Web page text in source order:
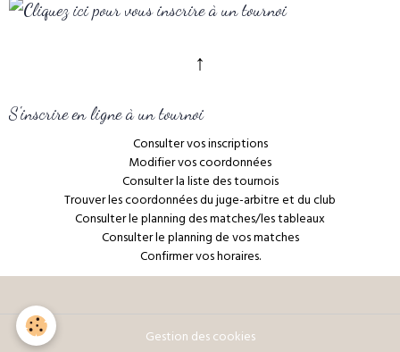
↑
S'inscrire en ligne à un tournoi
Consulter vos inscriptions
Modifier vos coordonnées
Consulter la liste des tournois
Trouver les coordonnées du juge-arbitre et du club
Consulter le planning des matches/les tableaux
Consulter le planning de vos matches
Confirmer vos horaires.
Gestion des cookies